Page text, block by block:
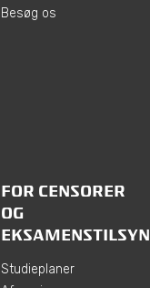
Besøg os
FOR CENSORER
OG
EKSAMENSTILSYN
Studieplaner